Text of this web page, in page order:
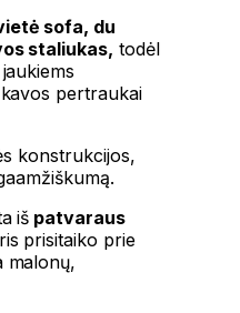
sofa, du
staliukas, todėl
pertraukai
konstrukcijos,
iš patvaraus
prisitaiko prie
malonų,